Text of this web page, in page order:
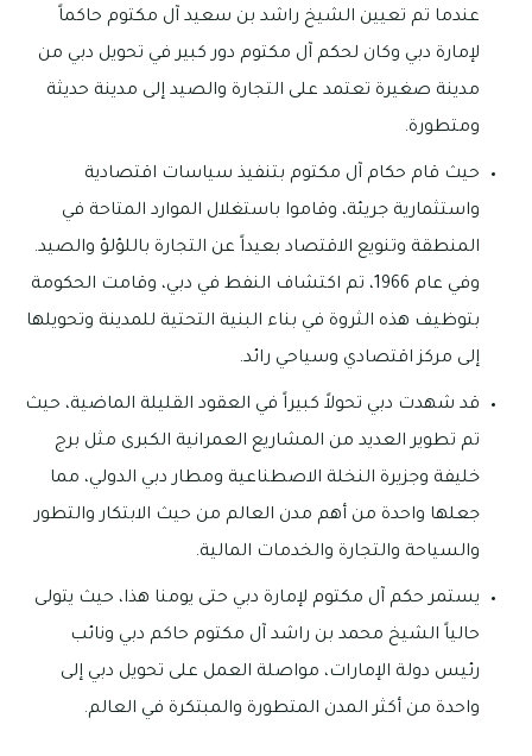
عندما تم تعيين الشيخ راشد بن سعيد آل مكتوم حاكماً
لإمارة دبي وكان لحكم آل مكتوم دور كبير في تحويل دبي من
مدينة صغيرة تعتمد على التجارة والصيد إلى مدينة حديثة
ومتطورة.
حيث قام حكام آل مكتوم بتنفيذ سياسات اقتصادية
واستثمارية جريئة، وقاموا باستغلال الموارد المتاحة في
المنطقة وتنويع الاقتصاد بعيداً عن التجارة باللؤلؤ والصيد.
وفي عام 1966، تم اكتشاف النفط في دبي، وقامت الحكومة
بتوظيف هذه الثروة في بناء البنية التحتية للمدينة وتحويلها
إلى مركز اقتصادي وسياحي رائد.
قد شهدت دبي تحولاً كبيراً في العقود القليلة الماضية، حيث
تم تطوير العديد من المشاريع العمرانية الكبرى مثل برج
خليفة وجزيرة النخلة الاصطناعية ومطار دبي الدولي، مما
جعلها واحدة من أهم مدن العالم من حيث الابتكار والتطور
والسياحة والتجارة والخدمات المالية.
يستمر حكم آل مكتوم لإمارة دبي حتى يومنا هذا، حيث يتولى
حالياً الشيخ محمد بن راشد آل مكتوم حاكم دبي ونائب
رئيس دولة الإمارات، مواصلة العمل على تحويل دبي إلى
واحدة من أكثر المدن المتطورة والمبتكرة في العالم.